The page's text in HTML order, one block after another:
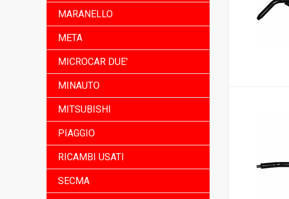
MARANELLO
META
MICROCAR DUE'
MINAUTO
MITSUBISHI
PIAGGIO
RICAMBI USATI
SECMA